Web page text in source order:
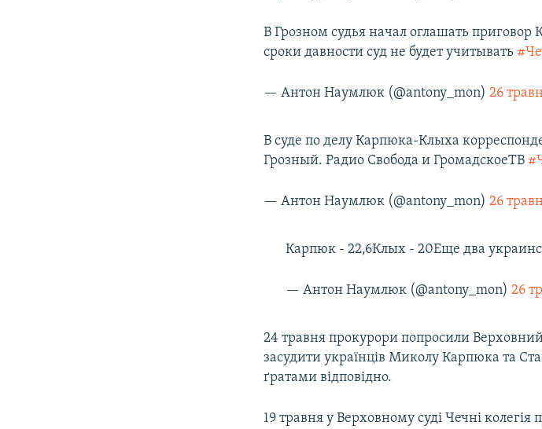
В Грозном судья начал оглашать
сроки давности суд не будет учитывать
— Антон Наумлюк (@antony_mon)26
В суде по делу Карпюка-Клыха
Грозный. Радио Свобода и ГромадскоеТВ
— Антон Наумлюк (@antony_mon)26
Карпюк - 22,6Клых - 20Еще два
— Антон Наумлюк (@antony_mon) 26
24 травня прокурори попросили Верховний
засудити українців Миколу Карпюка та
ґратами відповідно.
19 травня у Верховному суді Чечні